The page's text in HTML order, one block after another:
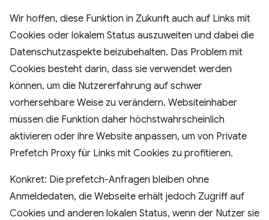
Wir hoffen, diese Funktion in Zukunft auch auf Links mit
Cookies oder lokalem Status auszuweiten und dabei die
Datenschutzaspekte beizubehalten. Das Problem mit
Cookies besteht darin, dass sie verwendet werden
können, um die Nutzererfahrung auf schwer
vorhersehbare Weise zu verändern. Websiteinhaber
müssen die Funktion daher höchstwahrscheinlich
aktivieren oder ihre Website anpassen, um von Private
Prefetch Proxy für Links mit Cookies zu profitieren.
Konkret: Die prefetch-Anfragen bleiben ohne
Anmeldedaten, die Webseite erhält jedoch Zugriff auf
Cookies und anderen lokalen Status, wenn der Nutzer sie